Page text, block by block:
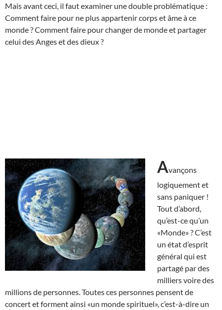
Mais avant ceci, il faut examiner une double problématique :
Comment faire pour ne plus appartenir corps et âme à ce
monde ? Comment faire pour changer de monde et partager
celui des Anges et des dieux ?
Avançons
logiquement et
sans paniquer !
Tout d’abord,
qu’est-ce qu’un
«Monde» ? C’est
un état d’esprit
général qui est
partagé par des
milliers voire des
millions de personnes. Toutes ces personnes pensent de
concert et forment ainsi «un monde spirituel», c’est-à-dire un